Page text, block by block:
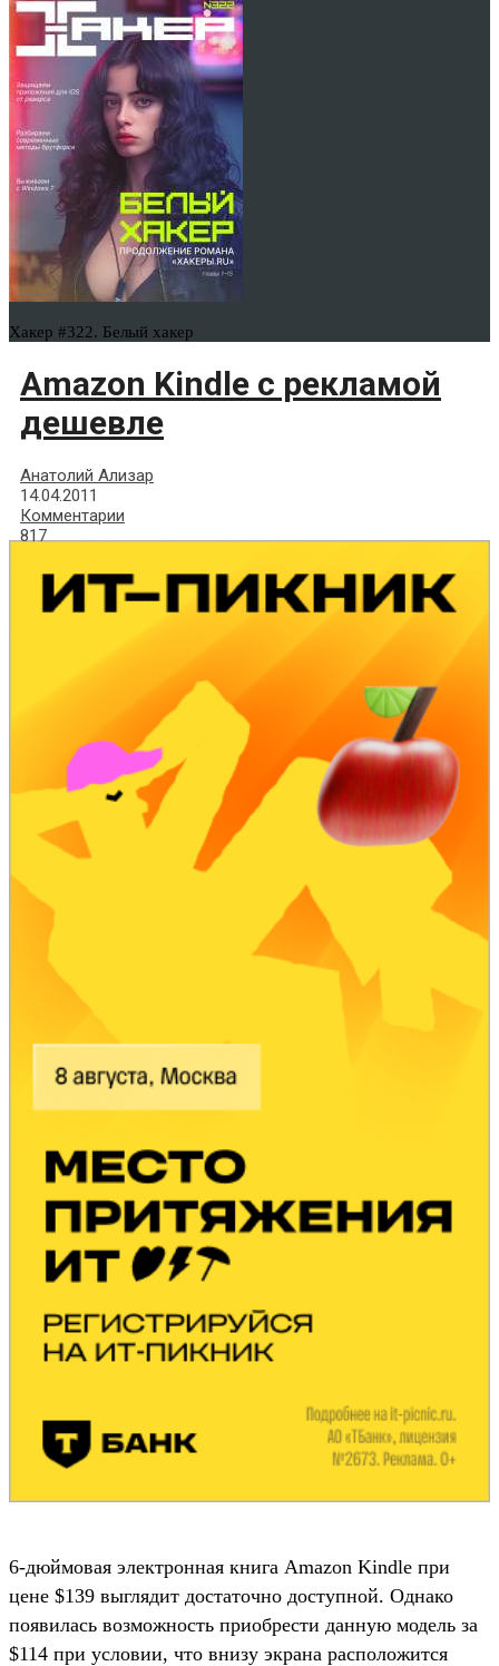
Хакер #322. Белый хакер
Amazon Kindle с рекламой
дешевле
Анатолий Ализар
14.04.2011
Комментарии
817
6-дюймовая электронная книга Amazon Kindle при
цене $139 выглядит достаточно доступной. Однако
появилась возможность приобрести данную модель за
$114 при условии, что внизу экрана расположится